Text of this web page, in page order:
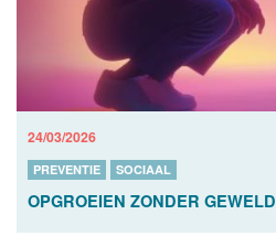
24/03/2026
PREVENTIE SOCIAAL
OPGROEIEN ZONDER GEWELD